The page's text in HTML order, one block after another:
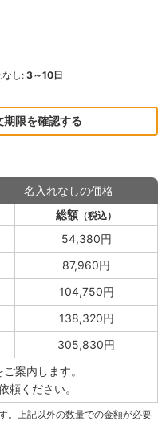
なし: 3～10日
限を確認する
名入れなしの価格
総額 （税込）
54,380円
87,960円
104,750円
138,320円
305,830円
案内します。
頼ください。
。上記以外の数量での金額が必要